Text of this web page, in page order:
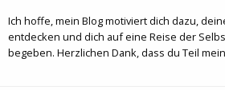
Ich hoffe, mein Blog motiviert dich dazu,
entdecken und dich auf eine Reise der
begeben. Herzlichen Dank, dass du Teil